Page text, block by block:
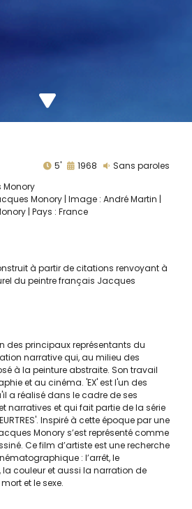
5' 1968
Sans paroles
Monory
Monory | Image : André Martin |
| Pays : France
à partir de citations renvoyant à
du peintre français Jacques
des principaux représentants du
narrative qui, au milieu des
à la peinture abstraite. Son travail
et au cinéma. 'EX' est l'un des
a réalisé dans le cadre de ses
narratives et qui fait partie de la série
Inspiré à cette époque par une
Monory s’est représenté comme
Ce film d’artiste est une recherche
: l’arrêt, le
la couleur et aussi la narration de
et le sexe.